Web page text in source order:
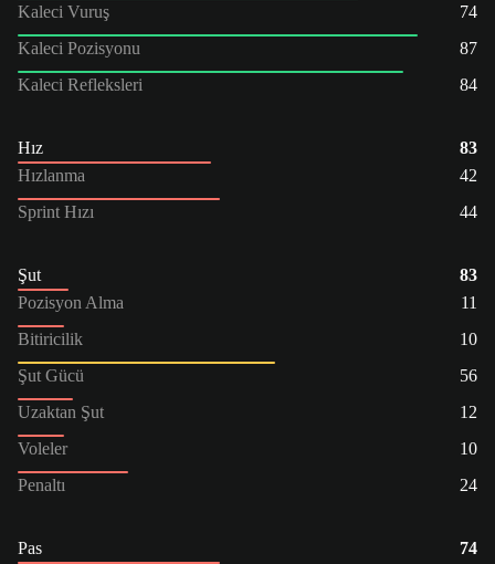
Kaleci Vuruş
74
Kaleci Pozisyonu
87
Kaleci Refleksleri
84
Hız
83
Hızlanma
42
Sprint Hızı
44
Şut
83
Pozisyon Alma
11
Bitiricilik
10
Şut Gücü
56
Uzaktan Şut
12
Voleler
10
Penaltı
24
Pas
74